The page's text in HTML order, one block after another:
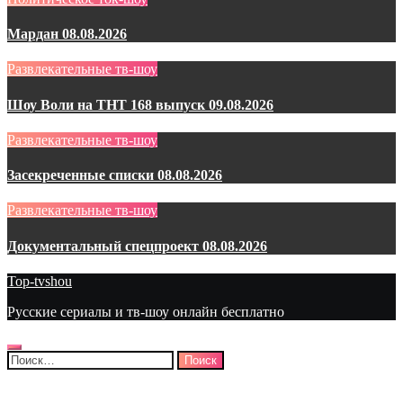
Мардан 08.08.2026
Развлекательные тв-шоу
Шоу Воли на ТНТ 168 выпуск 09.08.2026
Развлекательные тв-шоу
Засекреченные списки 08.08.2026
Развлекательные тв-шоу
Документальный спецпроект 08.08.2026
Top-tvshou
Русские сериалы и тв-шоу онлайн бесплатно
Найти: